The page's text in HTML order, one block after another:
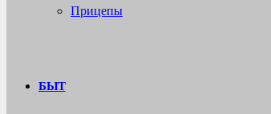
Прицепы
БЫТ